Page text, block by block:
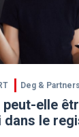
Deg & Partners
elle
le